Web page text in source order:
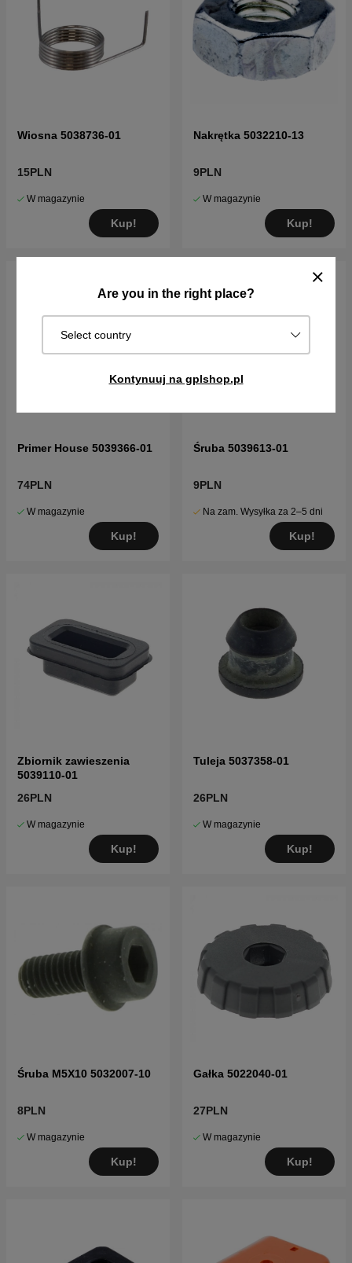
Are you in the right place?
Select country
Kontynuuj na gplshop.pl
Wiosna 5038736-01
15PLN
W magazynie
Kup!
Nakrętka 5032210-13
9PLN
W magazynie
Kup!
Primer House 5039366-01
74PLN
W magazynie
Kup!
Śruba 5039613-01
9PLN
Na zam. Wysyłka za 2–5 dni
Kup!
Zbiornik zawieszenia
5039110-01
26PLN
W magazynie
Kup!
Tuleja 5037358-01
26PLN
W magazynie
Kup!
Śruba M5X10 5032007-10
8PLN
W magazynie
Kup!
Gałka 5022040-01
27PLN
W magazynie
Kup!